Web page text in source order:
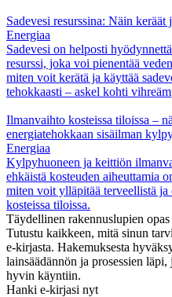
Sadevesi resurssina: Näin
Energiaa
Sadevesi on helposti
resurssi, joka voi pienentää
miten voit kerätä ja käyttää
tehokkaasti – askel kohti
Ilmanvaihto kosteissa tiloissa –
energiatehokkaan sisäilman
Energiaa
Kylpyhuoneen ja keittiön
ehkäistä kosteuden aiheuttamia
miten voit ylläpitää terveellistä ja
kosteissa tiloissa.
Täydellinen rakennuslupien opas
Tutustu kaikkeen, mitä sinun
e-kirjasta. Hakemuksesta
lainsäädännön ja prosessien
hyvin käyntiin.
Hanki e-kirjasi nyt